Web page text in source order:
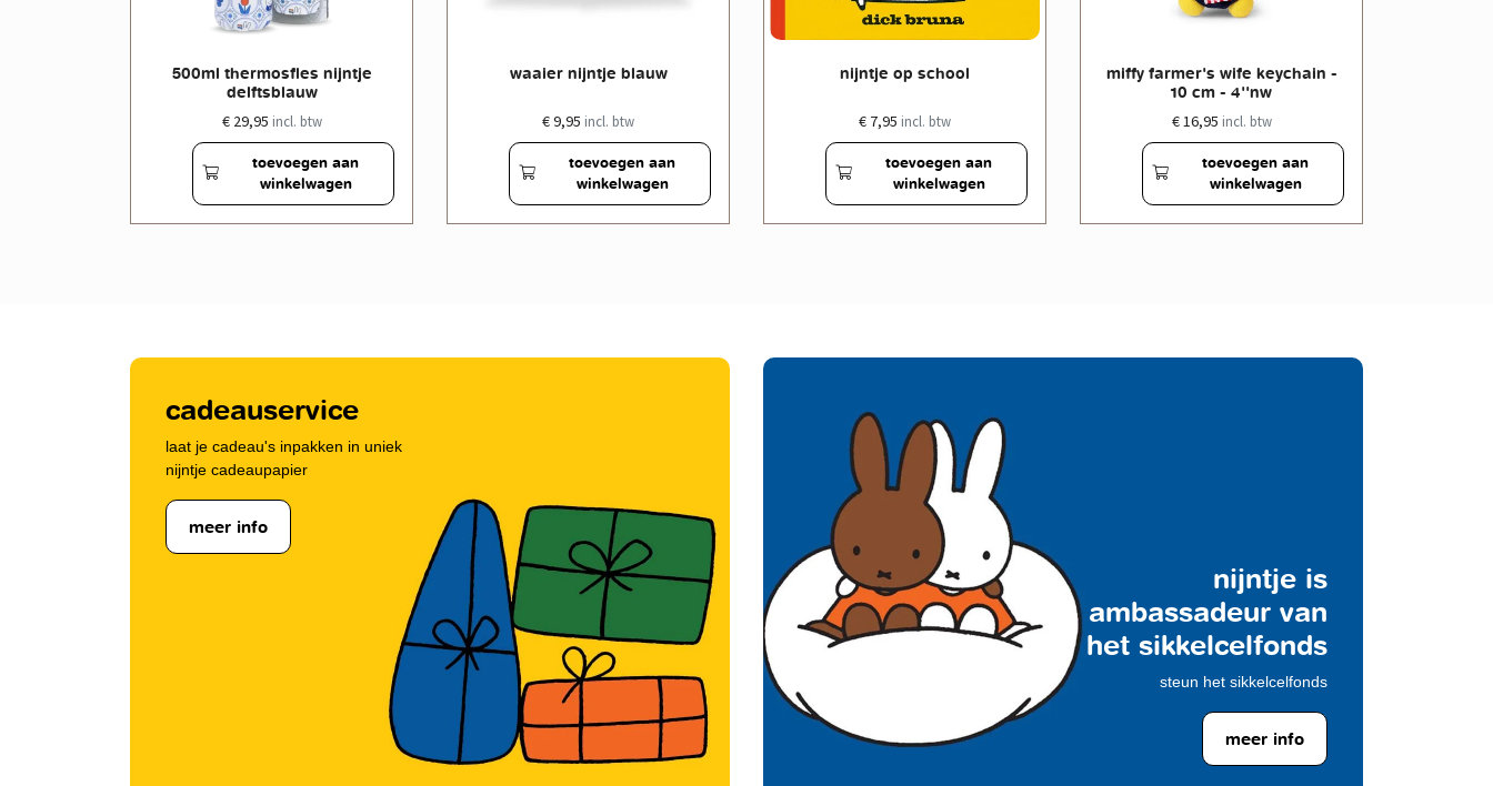
500ml thermosfles nijntje
delftsblauw
€ 29,95 incl. btw
toevoegen aan
winkelwagen
waaier nijntje blauw
€ 9,95 incl. btw
toevoegen aan
winkelwagen
nijntje op school
€ 7,95 incl. btw
toevoegen aan
winkelwagen
miffy farmer's wife keychain -
10 cm - 4''nw
€ 16,95 incl. btw
toevoegen aan
winkelwagen
cadeauservice
laat je cadeau's inpakken in uniek
nijntje cadeaupapier
meer info
nijntje is
ambassadeur van
het sikkelcelfonds
steun het sikkelcelfonds
meer info